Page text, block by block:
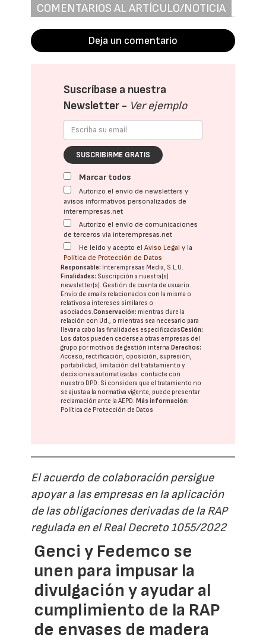
COMENTARIOS AL ARTÍCULO/NOTICIA
Deja un comentario
Suscríbase a nuestra
Newsletter - Ver ejemplo
SUSCRIBIRME GRATIS
Marcar todos
Autorizo el envío de newsletters y
avisos informativos personalizados de
interempresas.net
Autorizo el envío de comunicaciones
de terceros vía interempresas.net
He leído y acepto elAviso Legal y la
Política de Protección de Datos
Responsable: Interempresas Media, S.L.U.
Finalidades: Suscripción a nuestra(s)
newsletter(s). Gestión de cuenta de usuario.
Envío de emails relacionados con la misma o
relativos a intereses similares o
asociados.Conservación: mientras dure la
relación con Ud., o mientras sea necesario para
llevar a cabo las finalidades especificadasCesión:
Los datos pueden cederse a otras empresas del
grupo por motivos de gestión interna.Derechos:
Acceso, rectificación, oposición, supresión,
portabilidad, limitación del tratatamiento y
decisiones automatizadas: contacte con
nuestro DPD. Si considera que el tratamiento no
se ajusta a la normativa vigente, puede presentar
reclamación ante laAEPD.Más información:
Política de Protección de Datos
El acuerdo de colaboración persigue
apoyar a las empresas en la aplicación
de las obligaciones derivadas de la RAP
regulada en el Real Decreto 1055/2022
Genci y Fedemco se
unen para impusar la
divulgación y ayudar al
cumplimiento de la RAP
de envases de madera